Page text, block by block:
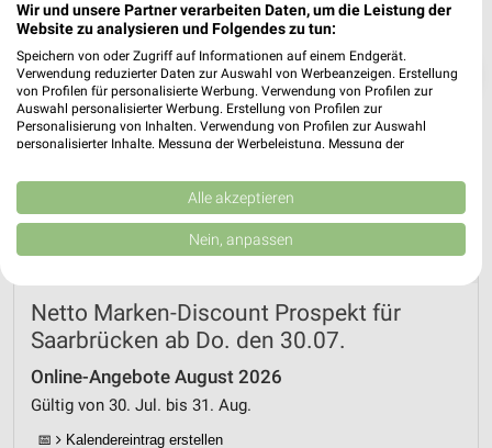
❯
Netto Marken-Discount Prospekt für
Saarbrücken ab Do. den 30.07.
Online-Angebote August 2026
Gültig von 30. Jul. bis 31. Aug.
📅 Kalendereintrag erstellen
Wir und unsere Partner verarbeiten Daten, um die Leistung der
Website zu analysieren und Folgendes zu tun:
Speichern von oder Zugriff auf Informationen auf einem Endgerät.
Verwendung reduzierter Daten zur Auswahl von Werbeanzeigen. Erstellung
von Profilen für personalisierte Werbung. Verwendung von Profilen zur
Auswahl personalisierter Werbung. Erstellung von Profilen zur
Personalisierung von Inhalten. Verwendung von Profilen zur Auswahl
personalisierter Inhalte. Messung der Werbeleistung. Messung der
Kombinationen von Daten aus verschiedenen Quellen. Entwicklung und
Verbesserung der Angebote. Verwendung reduzierter Daten zur Auswahl
von Inhalten.
Daten können außerhalb der Europäischen Union weitergegeben und in die
USA gesendet werden.
Website/App.
Partnerliste anzeigen (1 IAB-Anbieter)
Wir nutzen Ihre Daten für folgende Zwecke:
IAB-Verarbeitungszwecke:
Speichern von oder Zugriff auf Informationen
Alle akzeptieren
Nein, anpassen